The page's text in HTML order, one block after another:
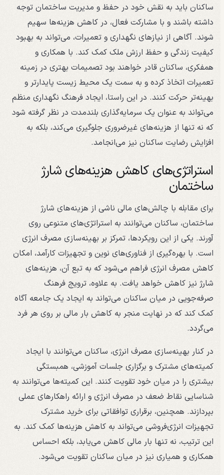
ساکنان باید به نقش خود در حفظ و مدیریت ساختمان توجه
داشته باشند و با مشارکت فعال، در کاهش هزینه‌ها سهیم
شوند. آگاهی از نیازهای نگهداری و تعمیرات، می‌تواند به بهبود
کیفیت زندگی و حفظ ارزش ملک کمک کند. با همکاری و
همفکری، ساکنان قادر خواهند بود تصمیمات بهتری در زمینه
تعمیرات اتخاذ کرده و به سمت یک محیط زیست پایدارتر و
بهینه‌تر حرکت کنند. در این راستا، ایجاد فرهنگ نگهداری منظم
می‌تواند به عنوان یک سرمایه‌گذاری بلندمدت در نظر گرفته شود
که نه تنها از هزینه‌های غیرضروری جلوگیری می‌کند، بلکه به
افزایش رضایت ساکنان نیز می‌انجامد.
استراتژی‌های کاهش هزینه‌های شارژ
ساختمان
برای مقابله با چالش‌های مالی ناشی از هزینه‌های شارژ
ساختمان، ساکنان می‌توانند به استراتژی‌های متنوعی روی
آورند. یکی از این رویکردها، تمرکز بر بهینه‌سازی مصرف انرژی
است. با بهره‌گیری از فناوری‌های نوین و تجهیزات کارآمد، امکان
کاهش مصرف انرژی فراهم می‌شود که به تبع آن، هزینه‌های
شارژ نیز کاهش خواهد یافت. به علاوه، ترویج فرهنگ
صرفه‌جویی در میان ساکنان می‌تواند به ایجاد یک جامعه آگاه
کمک کند که در نهایت منجر به کاهش بار مالی بر روی هر فرد
می‌گردد.
در کنار بهینه‌سازی مصرف انرژی، ساکنان می‌توانند با ایجاد
کمیته‌های مشترک و برگزاری جلسات آموزشی، همبستگی
بیشتری را در میان خود تقویت کنند. این کمیته‌ها می‌توانند به
شناسایی نقاط ضعف در مصرف انرژی و ارائه راهکارهای عملی
بپردازند. همچنین، برقراری توافقاتی برای خرید مشترک
تجهیزات انرژی‌فروشی می‌تواند به کاهش هزینه‌ها کمک کند. به
این ترتیب، نه تنها بار مالی کاهش می‌یابد، بلکه احساس
همکاری و همیاری نیز در میان ساکنان تقویت می‌شود.